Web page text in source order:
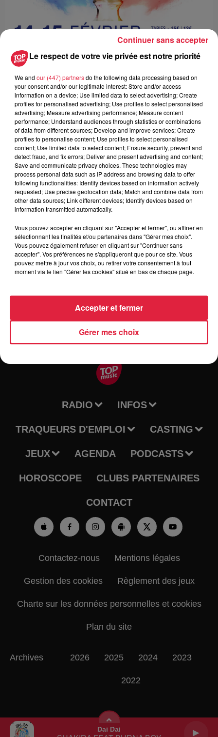
Dai Dai
Ajouter à votre calendrier
Date
du14 février 2020 à 0h00
au
15 février 2020 à 0h00
Lieu
Salle de la Bourse - STRASBOURG
(67)
Organisateur https://www.facebook.com/events/
RADIO INFOS
TRAQUEURS D'EMPLOI CASTING
JEUX AGENDA PODCASTS
HOROSCOPE CLUBS PARTENAIRES
CONTACT
Contactez-nous Mentions légales
Gestion des cookies Règlement des jeux
Charte sur les données personnelles et cookies
Plan du site
Archives 2026 2025 2024 2023
2022
Le respect de votre vie privée est notre priorité
We and our (447) partnersdo the following data processing based on
your consent and/or our legitimate interest: Store and/or access
information on a device; Use limited data to select advertising; Create
profiles for personalised advertising; Use profiles to select personalised
advertising; Measure advertising performance; Measure content
performance; Understand audiences through statistics or combinations
of data from different sources; Develop and improve services; Create
profiles to personalise content; Use profiles to select personalised
content; Use limited data to select content; Ensure security, prevent and
detect fraud, and fix errors; Deliver and present advertising and content;
Save and communicate privacy choices. These technologies may
process personal data such as IP address and browsing data to offer
following functionalities: Identify devices based on information actively
requested; Use precise geolocation data; Match and combine data from
other data sources; Link different devices; Identify devices based on
information transmitted automatically.
Vous pouvez accepter en cliquant sur "Accepter et fermer", ou affiner en
sélectionnant les finalités et/ou partenaires dans "Gérer mes choix".
Vous pouvez également refuser en cliquant sur "Continuer sans
accepter". Vos préférences ne s'appliqueront que pour ce site. Vous
pouvez mettre à jour vos choix, ou retirer votre consentement à tout
moment via le lien "Gérer les cookies" situé en bas de chaque page.
Gérer mes choix
Accepter et fermer
Continuer sans accepter